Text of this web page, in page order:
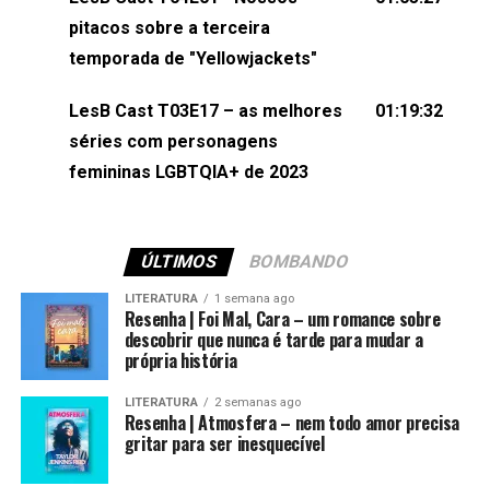
(⁠⁠⁠⁠@brunarfentanes⁠⁠⁠⁠) e Pollyelly FlorêncioEdição de
Naiady Machado
pitacos sobre a terceira
temporada de "Yellowjackets"
LesB Cast T03E17 – as melhores
séries com personagens
femininas LGBTQIA+ de 2023
01:19:32
ÚLTIMOS BOMBANDO
LITERATURA 1 semana ago
Resenha | Foi Mal, Cara – um romance sobre
descobrir que nunca é tarde para mudar a
própria história
LITERATURA 2 semanas ago
Resenha | Atmosfera – nem todo amor precisa
gritar para ser inesquecível